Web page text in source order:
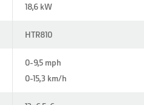
18,6 kW
HTR810
0-9,5 mph
0-15,3 km/h